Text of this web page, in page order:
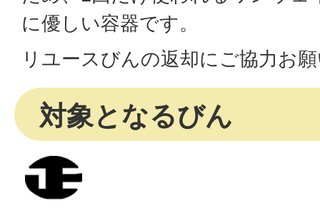
に優しい容器です。
リユースびんの返却にご協力お
対象となるびん